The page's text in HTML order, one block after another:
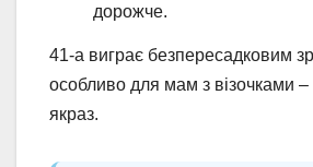
дорожче.
41-а виграє безпересадковим
особливо для мам з візочками –
якраз.